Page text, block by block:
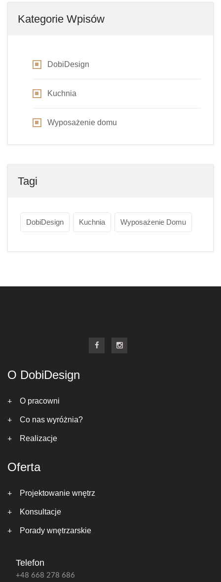
Kategorie Wpisów
DobiDesign
Kuchnia
Wyposażenie domu
Tagi
DobiDesign Kuchnia Wyposażenie Domu
O DobiDesign
O pracowni
Co nas wyróżnia?
Realizacje
Oferta
Projektowanie wnętrz
Konsultacje
Porady wnętrzarskie
Telefon
+48 668 278 686